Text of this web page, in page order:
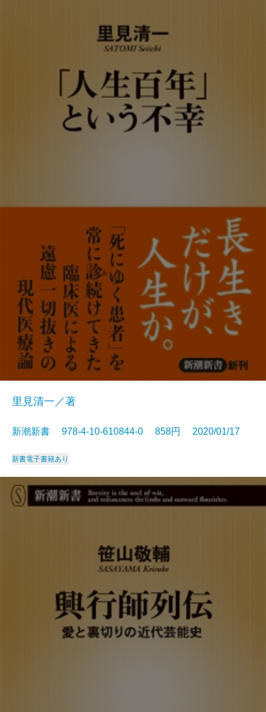
里見清一／著
新潮新書 978-4-10-610844-0 858円 2020/01/17
新書電子書籍あり